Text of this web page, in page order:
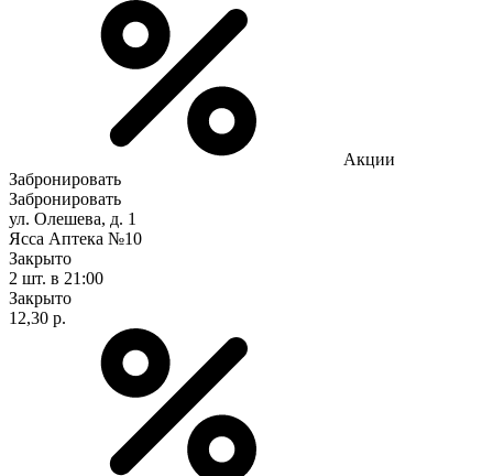
Акции
Забронировать
Забронировать
ул. Олешева, д. 1
Ясса Аптека №10
Закрыто
2 шт. в 21:00
Закрыто
12,30 р.